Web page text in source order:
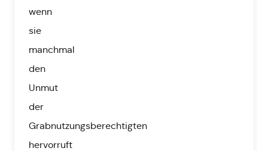
wenn
sie
manchmal
den
Unmut
der
Grabnutzungsberechtigten
hervorruft